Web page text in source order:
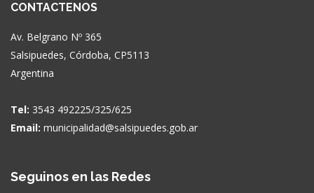
CONTACTENOS
Av. Belgrano Nº 365
Salsipuedes, Córdoba, CP5113
Argentina
Tel: 3543 492225/325/625
Email: municipalidad@salsipuedes.gob.ar
Seguinos en las Redes